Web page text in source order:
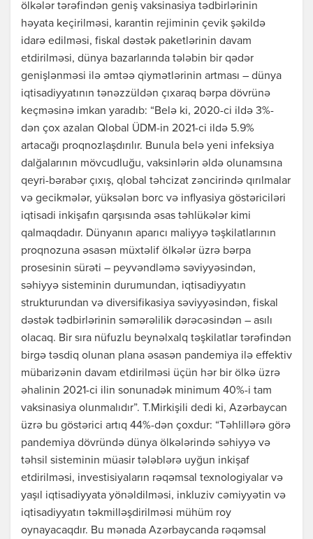
ölkələr tərəfindən geniş vaksinasiya tədbirlərinin
həyata keçirilməsi, karantin rejiminin çevik şəkildə
idarə edilməsi, fiskal dəstək paketlərinin davam
etdirilməsi, dünya bazarlarında tələbin bir qədər
genişlənməsi ilə əmtəə qiymətlərinin artması – dünya
iqtisadiyyatının tənəzzüldən çıxaraq bərpa dövrünə
keçməsinə imkan yaradıb: “Belə ki, 2020-ci ildə 3%-
dən çox azalan Qlobal ÜDM-in 2021-ci ildə 5.9%
artacağı proqnozlaşdırılır. Bunula belə yeni infeksiya
dalğalarının mövcudluğu, vaksinlərin əldə olunamsına
qeyri-bərabər çıxış, qlobal təhcizat zəncirində qırılmalar
və gecikmələr, yüksələn borc və inflyasiya göstəriciləri
iqtisadi inkişafın qarşısında əsas təhlükələr kimi
qalmaqdadır. Dünyanın aparıcı maliyyə təşkilatlarının
proqnozuna əsasən müxtəlif ölkələr üzrə bərpa
prosesinin sürəti – peyvəndləmə səviyyəsindən,
səhiyyə sisteminin durumundan, iqtisadiyyatın
strukturundan və diversifikasiya səviyyəsindən, fiskal
dəstək tədbirlərinin səmərəlilik dərəcəsindən – asılı
olacaq. Bir sıra nüfuzlu beynəlxalq təşkilatlar tərəfindən
birgə təsdiq olunan plana əsasən pandemiya ilə effektiv
mübarizənin davam etdirilməsi üçün hər bir ölkə üzrə
əhalinin 2021-ci ilin sonunadək minimum 40%-i tam
vaksinasiya olunmalıdır”. T.Mirkişili dedi ki, Azərbaycan
üzrə bu göstərici artıq 44%-dən çoxdur: “Təhlillərə görə
pandemiya dövründə dünya ölkələrində səhiyyə və
təhsil sisteminin müasir tələblərə uyğun inkişaf
etdirilməsi, investisiyaların rəqəmsal texnologiyalar və
yaşıl iqtisadiyyata yönəldilməsi, inkluziv cəmiyyətin və
iqtisadiyyatın təkmilləşdirilməsi mühüm roy
oynayacaqdır. Bu mənada Azərbaycanda rəqəmsal